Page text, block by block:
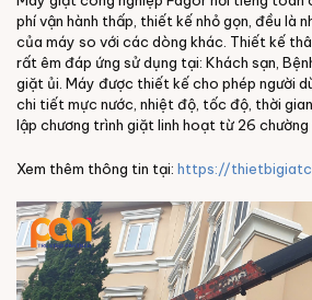
phí vận hành thấp, thiết kế nhỏ gọn, đều là
của máy so với các dòng khác. Thiết kế
rất êm đáp ứng sử dụng tại: Khách sạn,
giặt ủi. Máy được thiết kế cho phép người
chi tiết mực nước, nhiệt độ, tốc độ, thời
lập chương trình giặt linh hoạt từ 26 chường
Xem thêm thông tin tại: https://